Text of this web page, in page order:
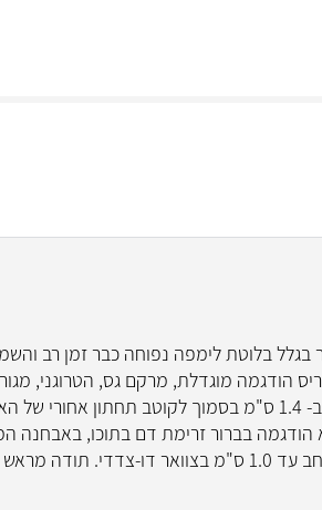
צוואר בגלל בלוטת לימפה נפוחה כבר זמן רב
הודגמה מוגדלת, מרקם גס, הטרוגני,
קשריות היפו-איקואיות באיסטמוס בקוטר עד ב- 1.4 ס"מ בסמוך לקוטב
מראש